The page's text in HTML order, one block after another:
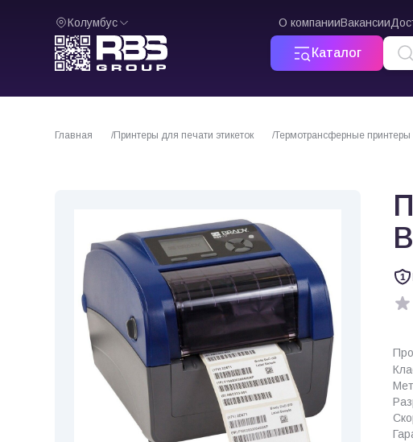
Колумбус О компанииВакансии
Каталог
Главная Принтеры для печати этикеток Термотрансферные принтеры